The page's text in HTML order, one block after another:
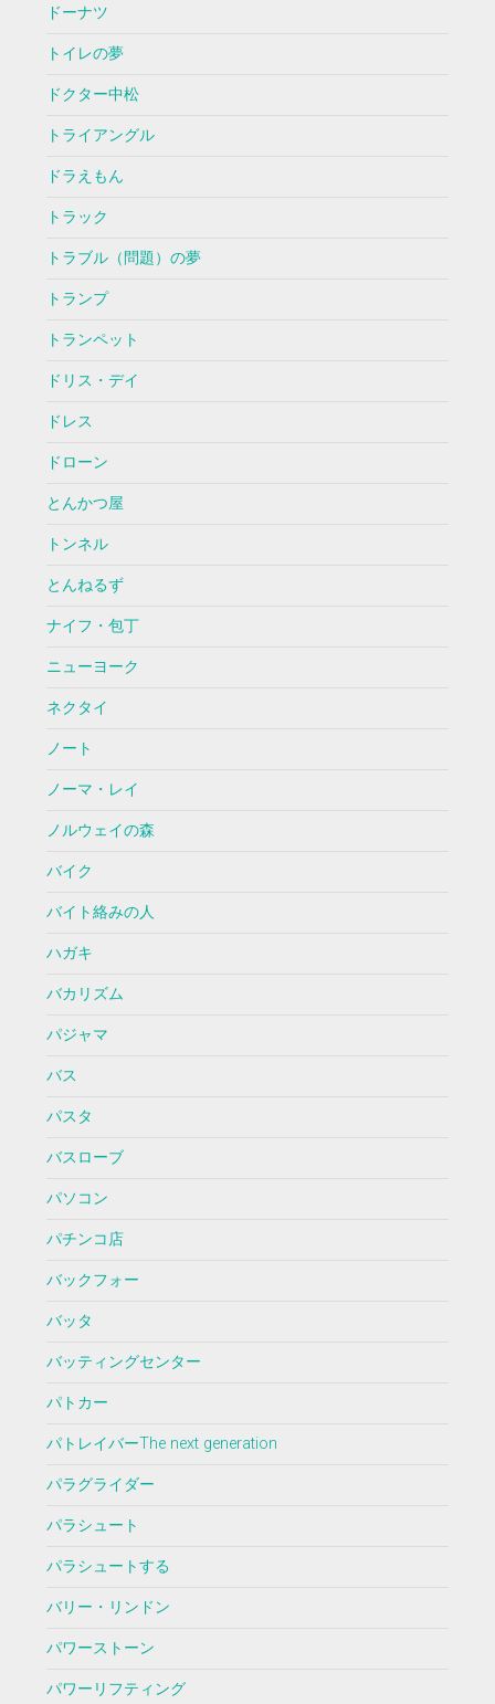
ドーナツ
トイレの夢
ドクター中松
トライアングル
ドラえもん
トラック
トラブル（問題）の夢
トランプ
トランペット
ドリス・デイ
ドレス
ドローン
とんかつ屋
トンネル
とんねるず
ナイフ・包丁
ニューヨーク
ネクタイ
ノート
ノーマ・レイ
ノルウェイの森
バイク
バイト絡みの人
ハガキ
バカリズム
パジャマ
バス
パスタ
バスローブ
パソコン
パチンコ店
バックフォー
バッタ
バッティングセンター
パトカー
パトレイバーThe next generation
パラグライダー
パラシュート
パラシュートする
バリー・リンドン
パワーストーン
パワーリフティング